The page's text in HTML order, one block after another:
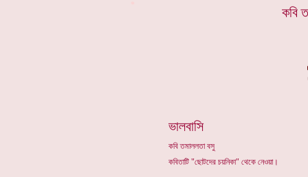
কবি
ভালবাসি
কবি তমাললতা বসু
কবিতাটি "ছোটদের চয়নিকা" থেকে নেওয়া।